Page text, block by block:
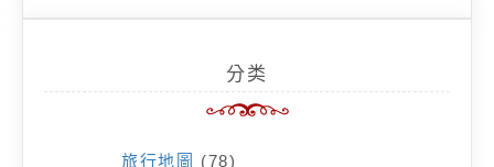
分类
旅行地圖 (78)